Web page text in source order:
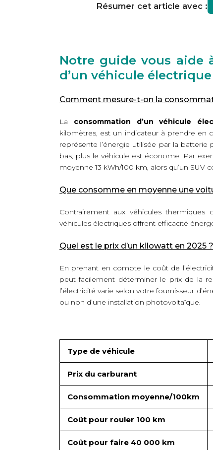
Résumer cet article avec :
Notre guide vous aide
d’un véhicule électrique
Comment mesure-t-on la
La consommation d’un véhicule
kilomètres, est un indicateur à prendre en
représente l’énergie utilisée par la
bas, plus le véhicule est économe. Par
moyenne 13 kWh/100 km, alors qu’un
Que consomme en moyenne une
Contrairement aux véhicules
véhicules électriques offrent efficacité
Quel est le prix d’un kilowatt en 2025 ?
En prenant en compte le coût de
peut facilement déterminer le prix de la
l’électricité varie selon votre fournisseur
ou non d’une installation photovoltaïque.
Type de véhicule
Prix du carburant
Consommation moyenne/100km
Coût pour rouler 100 km
Coût pour faire 40 000 km